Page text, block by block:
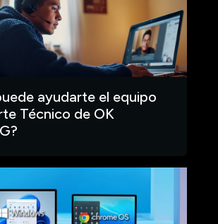
ayudarte el equipo
Técnico de OK